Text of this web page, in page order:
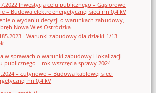
Inwestycja celu publicznego – Gąsiorowo
– Budowa elektroenergetycznej sieci nn 0,4 kV
o wydaniu decyzji o warunkach zabudowy,
Nowa Wieś Ostródzka
- Warunki zabudowy dla działki 1/13
w sprawach o warunki zabudowy i lokalizacji
publicznego – rok wszczęcia sprawy 2024
– Łutynowo – Budowa kablowej sieci
nn 0,4 kV